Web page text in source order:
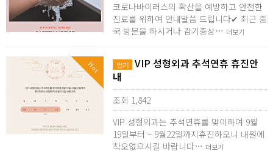
코로나바이러스의 확산을 예방하고 안전한
진료를 위하여 안내말씀 드립니다✔ 최근 중
국 방문을 하시거나 감기증상… 더보기
Hot 인기
VIP 성형외과 추석연휴 휴진안
내
조회 1,842
VIP 성형외과는 추석연휴를 맞이하여 9월
19일부터 ~ 9월22일까지휴진하오니 내원에
착오없으시길 바랍니다… 더보기